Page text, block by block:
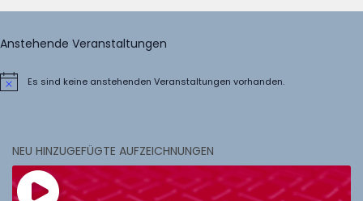
Anstehende Veranstaltungen
HinweisEs sind keine anstehenden Veranstaltungen vorhanden.
NEU HINZUGEFÜGTE AUFZEICHNUNGEN